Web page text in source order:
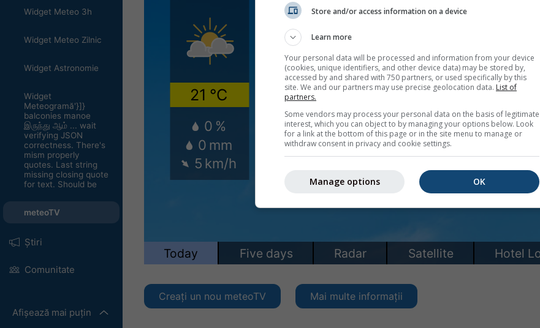
Widget Meteo 3h
Widget Meteo Zilnic
Widget Astronomie
Widget
Meteogramă'}]}
balconies manoe
இருந்து ஆம் ... wait
verifying JSON
correctness. There's
mism properly
quotes. Last string
missing closing quote
for text. Should be
meteoTV
Știri
Comunitate
Afișează mai puțin
Creați un nou meteoTV Mai multe informații
Store and/or access information on a device
Learn more
Your personal data will be processed and information from your device
(cookies, unique identifiers, and other device data) may be stored by,
accessed by and shared with 750 partners, or used specifically by this
site. We and our partners may use precise geolocation data. List of
partners.
Some vendors may process your personal data on the basis of legitimate
interest, which you can object to by managing your options below. Look
for a link at the bottom of this page or in the site menu to manage or
withdraw consent in privacy and cookie settings.
OK
Manage options